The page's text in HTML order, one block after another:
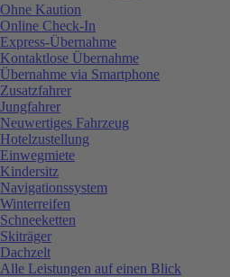
Ohne Kaution
Online Check-In
Express-Übernahme
Kontaktlose Übernahme
Übernahme via Smartphone
Zusatzfahrer
Jungfahrer
Neuwertiges Fahrzeug
Hotelzustellung
Einwegmiete
Kindersitz
Navigationssystem
Winterreifen
Schneeketten
Skiträger
Dachzelt
Alle Leistungen auf einen Blick